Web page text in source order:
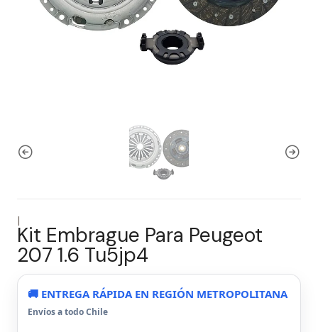
|
Kit Embrague Para Peugeot
207 1.6 Tu5jp4
🚚 ENTREGA RÁPIDA EN REGIÓN METROPOLITANA
Envíos a todo Chile